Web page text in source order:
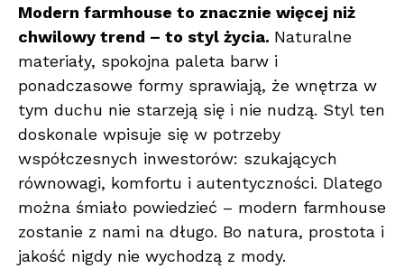
Modern farmhouse to znacznie więcej niż
chwilowy trend – to styl życia. Naturalne
materiały, spokojna paleta barw i
ponadczasowe formy sprawiają, że wnętrza w
tym duchu nie starzeją się i nie nudzą. Styl ten
doskonale wpisuje się w potrzeby
współczesnych inwestorów: szukających
równowagi, komfortu i autentyczności. Dlatego
można śmiało powiedzieć – modern farmhouse
zostanie z nami na długo. Bo natura, prostota i
jakość nigdy nie wychodzą z mody.